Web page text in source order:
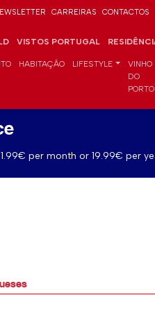
CARREIRAS CONTACTOS
VISTOS PORTUGAL
HABITAÇÃO LIFESTYLE
VINHO
DO
PORTO
per month or 19.99€ per